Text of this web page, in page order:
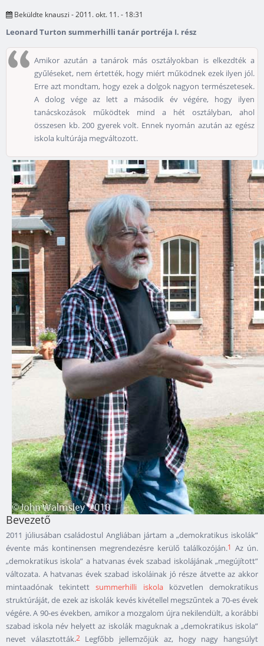
Beküldte knauszi - 2011. okt. 11. - 18:31
Leonard Turton summerhilli tanár portréja I. rész
Amikor azután a tanárok más osztályokban is elkezdték a
gyűléseket, nem értették, hogy miért működnek ezek ilyen jól.
Erre azt mondtam, hogy ezek a dolgok nagyon természetesek.
A dolog vége az lett a második év végére, hogy ilyen
tanácskozások működtek mind a hét osztályban, ahol
összesen kb. 200 gyerek volt. Ennek nyomán azután az egész
iskola kultúrája megváltozott.
Bevezető
2011 júliusában családostul Angliában jártam a „demokratikus iskolák”
évente más kontinensen megrendezésre kerülő találkozóján.1 Az ún.
„demokratikus iskola” a hatvanas évek szabad iskolájának „megújított”
változata. A hatvanas évek szabad iskoláinak jó része átvette az akkor
mintaadónak tekintettsummerhilli iskolaközvetlen demokratikus
struktúráját, de ezek az iskolák kevés kivétellel megszűntek a 70-es évek
végére. A 90-es években, amikor a mozgalom újra nekilendült, a korábbi
szabad iskola név helyett az iskolák maguknak a „demokratikus iskola”
nevet választották.2Legfőbb jellemzőjük az, hogy nagy hangsúlyt